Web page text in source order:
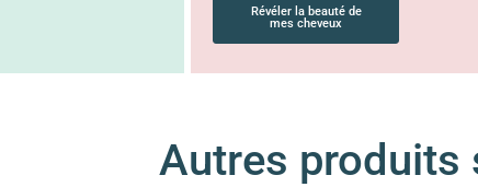
Révéler la beauté de
mes cheveux
Autres produits